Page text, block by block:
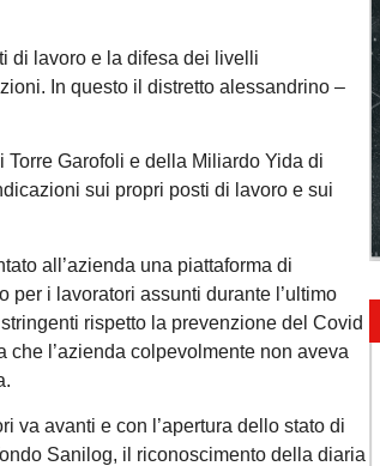
di lavoro e la difesa dei livelli
In questo il distretto alessandrino –
Torre Garofoli e della Miliardo Yida di
sui propri posti di lavoro e sui
all’azienda una piattaforma di
per i lavoratori assunti durante l’ultimo
rispetto la prevenzione del Covid
l’azienda colpevolmente non aveva
va avanti e con l’apertura dello stato di
Sanilog, il riconoscimento della diaria